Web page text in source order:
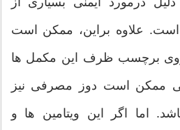
علاوه براین، ممکن است
روی برچسب ظرف این مکمل ها
ممکن است دوز مصرفی نیز
اما اگر این ویتامین ها و